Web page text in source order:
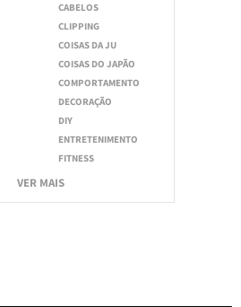
CABELOS
CLIPPING
COISAS DA JU
COISAS DO JAPÃO
COMPORTAMENTO
DECORAÇÃO
DIY
ENTRETENIMENTO
FITNESS
VER MAIS